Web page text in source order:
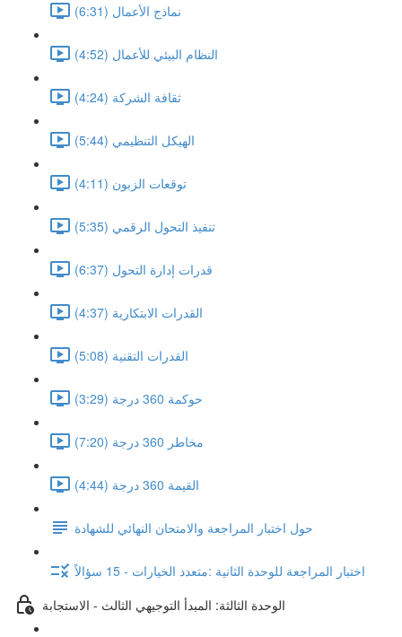
نماذج الأعمال (6:31)
النظام البيئي للأعمال (4:52)
ثقافة الشركة (4:24)
الهيكل التنظيمي (5:44)
توقعات الزبون (4:11)
تنفيذ التحول الرقمي (5:35)
قدرات إدارة التحول (6:37)
القدرات الابتكارية (4:37)
القدرات التقنية (5:08)
حوكمة 360 درجة (3:29)
مخاطر 360 درجة (7:20)
القيمة 360 درجة (4:44)
حول اختبار المراجعة والامتحان النهائي للشهادة
اختبار المراجعة للوحدة الثانية :متعدد الخيارات - 15 سؤالاً
الوحدة الثالثة: المبدأ التوجيهي الثالث - الاستجابة